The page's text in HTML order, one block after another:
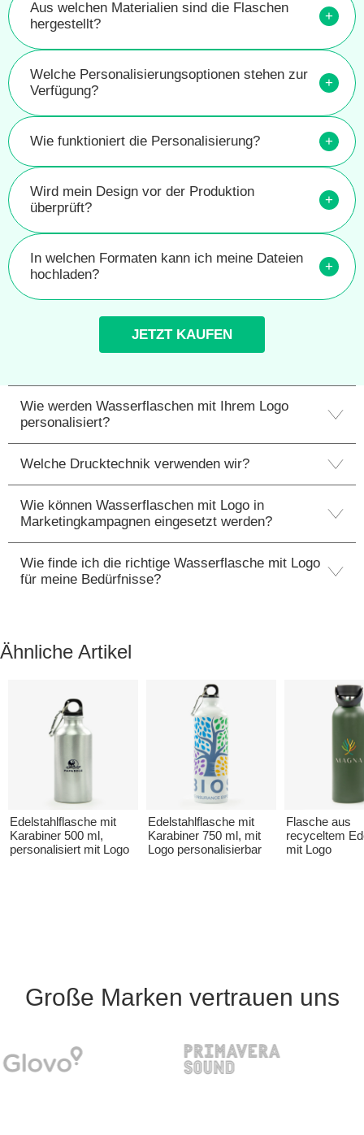
Aus welchen Materialien sind die Flaschen
hergestellt?
+
Welche Personalisierungsoptionen stehen zur
Verfügung?
+
Wie funktioniert die Personalisierung? +
Wird mein Design vor der Produktion
überprüft?
+
In welchen Formaten kann ich meine Dateien
hochladen?
+
JETZT KAUFEN
Wie werden Wasserflaschen mit Ihrem Logo
personalisiert?
Welche Drucktechnik verwenden wir?
Wie können Wasserflaschen mit Logo in
Marketingkampagnen eingesetzt werden?
Wie finde ich die richtige Wasserflasche mit Logo
für meine Bedürfnisse?
Ähnliche Artikel
Edelstahlflasche mit
Karabiner 500 ml,
personalisiert mit Logo
Edelstahlflasche mit
Karabiner 750 ml, mit
Logo personalisierbar
Flasche aus
recyceltem
mit Logo
Große Marken vertrauen uns